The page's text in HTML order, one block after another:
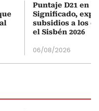
Puntaje D21 en
Significado,
subsidios a los
el Sisbén 2026
06/08/2026